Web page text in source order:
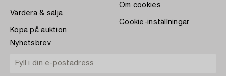
Värdera & sälja
Köpa på auktion
Om cookies
Cookie-inställningar
Nyhetsbrev